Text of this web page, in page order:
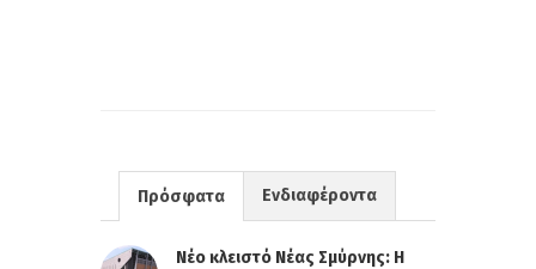
Πρόσφατα Ενδιαφέροντα
Νέο κλειστό Νέας Σμύρνης: Η